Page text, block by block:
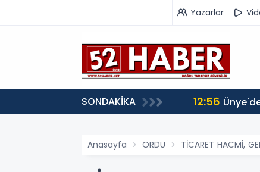
Yazarlar
SONDAKİKA 12:56
Anasayfa ORDU TİCARET HACMİ,